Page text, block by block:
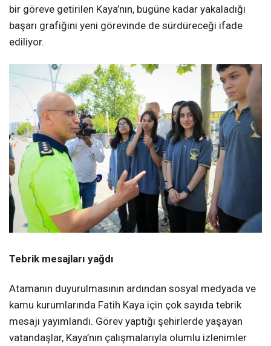
bir göreve getirilen Kaya’nın, bugüne kadar yakaladığı
başarı grafiğini yeni görevinde de sürdüreceği ifade
ediliyor.
Tebrik mesajları yağdı
Atamanın duyurulmasının ardından sosyal medyada ve
kamu kurumlarında Fatih Kaya için çok sayıda tebrik
mesajı yayımlandı. Görev yaptığı şehirlerde yaşayan
vatandaşlar, Kaya’nın çalışmalarıyla olumlu izlenimler